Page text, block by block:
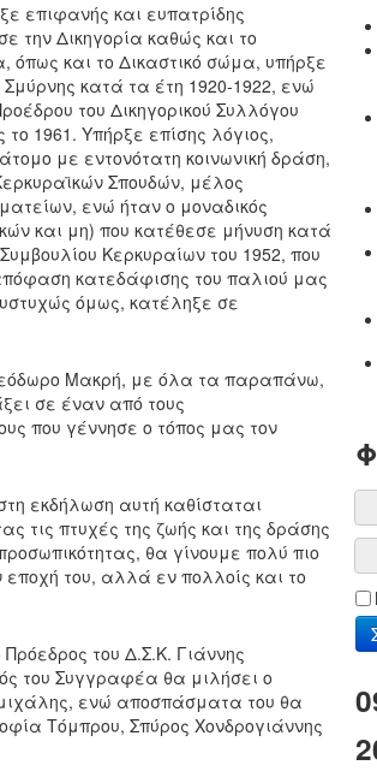
επιφανής και ευπατρίδης
την Δικηγορία καθώς και το
όπως και το Δικαστικό σώμα, υπήρξε
κατά τα έτη 1920-1922, ενώ
του Δικηγορικού Συλλόγου
1961. Υπήρξε επίσης λόγιος,
με εντονότατη κοινωνική δράση,
Σπουδών, μέλος
ενώ ήταν ο μοναδικός
και μη) που κατέθεσε μήνυση κατά
Κερκυραίων του 1952, που
κατεδάφισης του παλιού μας
όμως, κατέληξε σε
Μακρή, με όλα τα παραπάνω,
σε έναν από τους
που γέννησε ο τόπος μας τον
εκδήλωση αυτή καθίσταται
τις πτυχές της ζωής και της δράσης
θα γίνουμε πολύ πιο
του, αλλά εν πολλοίς και το
του Δ.Σ.Κ. Γιάννης
του Συγγραφέα θα μιλήσει ο
ενώ αποσπάσματα του θα
Τόμπρου, Σπύρος Χονδρογιάννης